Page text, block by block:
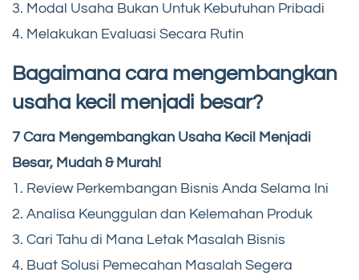
3. Modal Usaha Bukan Untuk Kebutuhan Pribadi
4. Melakukan Evaluasi Secara Rutin
Bagaimana cara mengembangkan
usaha kecil menjadi besar?
7 Cara Mengembangkan Usaha Kecil Menjadi
Besar, Mudah & Murah!
1. Review Perkembangan Bisnis Anda Selama Ini
2. Analisa Keunggulan dan Kelemahan Produk
3. Cari Tahu di Mana Letak Masalah Bisnis
4. Buat Solusi Pemecahan Masalah Segera